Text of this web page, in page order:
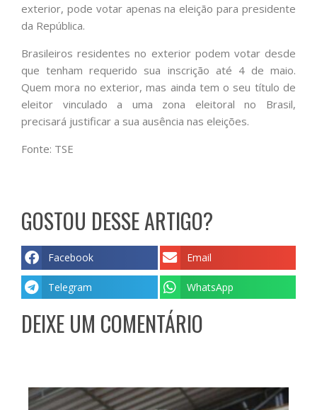
exterior, pode votar apenas na eleição para presidente
da República.
Brasileiros residentes no exterior podem votar desde
que tenham requerido sua inscrição até 4 de maio.
Quem mora no exterior, mas ainda tem o seu título de
eleitor vinculado a uma zona eleitoral no Brasil,
precisará justificar a sua ausência nas eleições.
Fonte: TSE
GOSTOU DESSE ARTIGO?
Facebook Email
Telegram WhatsApp
DEIXE UM COMENTÁRIO